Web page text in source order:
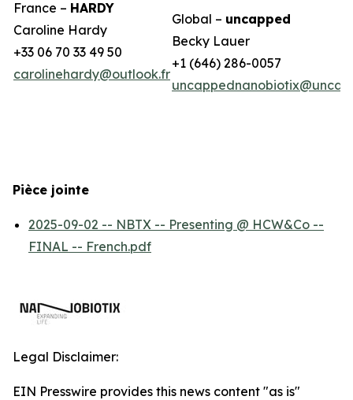
France – HARDY
Caroline Hardy
+33 06 70 33 49 50
carolinehardy@outlook.fr
Global – uncapped
Becky Lauer
+1 (646) 286-0057
Pièce jointe
2025-09-02 -- NBTX -- Presenting @ HCW&Co --
FINAL -- French.pdf
Legal Disclaimer:
EIN Presswire provides this news content "as is"